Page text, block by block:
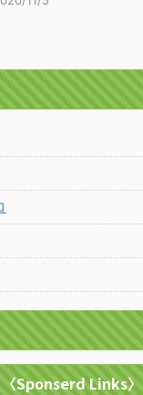
〈Sponserd Links〉